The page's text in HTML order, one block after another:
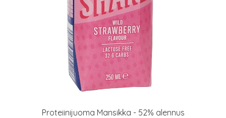
Proteiinijuoma Mansikka - 52% alennus